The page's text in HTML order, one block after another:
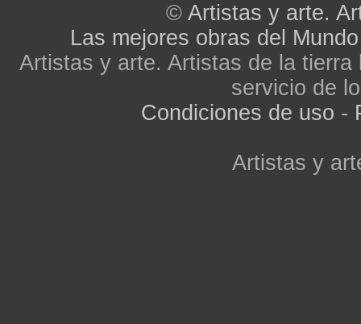
© Artistas y arte.
Las mejores obras del Mundo
Artistas y arte. Artistas de la
servicio de
Condiciones de uso -
Artistas y